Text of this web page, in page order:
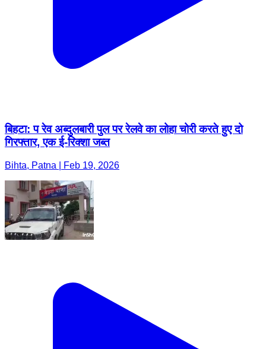
बिहटा: प रेव अब्दुलबारी पुल पर रेलवे का लोहा चोरी करते हुए दो
गिरफ्तार, एक ई-रिक्शा जब्त
Bihta, Patna | Feb 19, 2026